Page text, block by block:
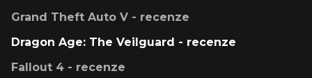
Grand Theft Auto V - recenze
Dragon Age: The Veilguard - recenze
Fallout 4 - recenze